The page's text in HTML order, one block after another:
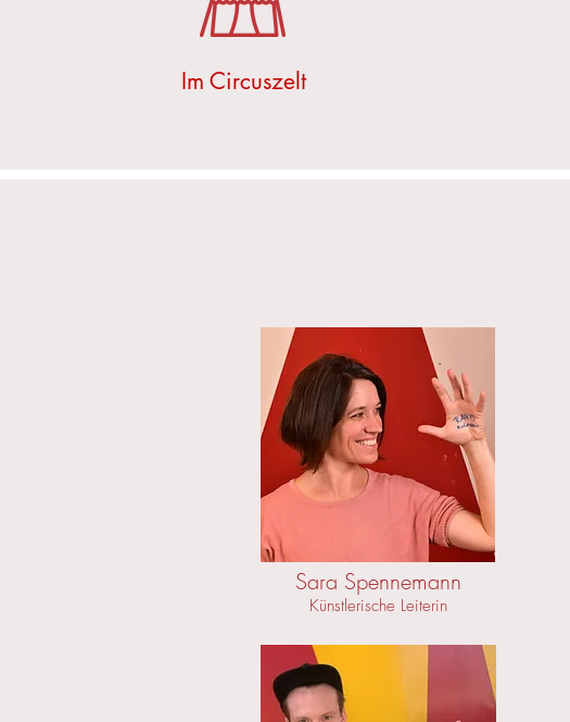
Im Circuszelt
Sara Spennemann
Künstlerische Leiterin